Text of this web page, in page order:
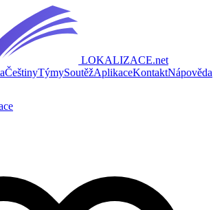
LOKALIZACE.net
ČeštinyTýmySoutěžAplikaceKontaktNápověda